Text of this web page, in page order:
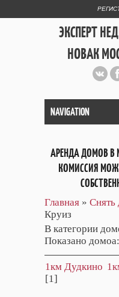
ЭКСПЕРТ
НОВАК
Публичный
web
NAVIGATION
АРЕНДА ДОМОВ В
КОМИССИЯ
Главная » Снять
Круиз
В категории
Показано домоа:
1км Дудкино
[1]